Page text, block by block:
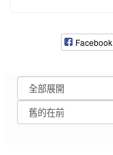
Facebook